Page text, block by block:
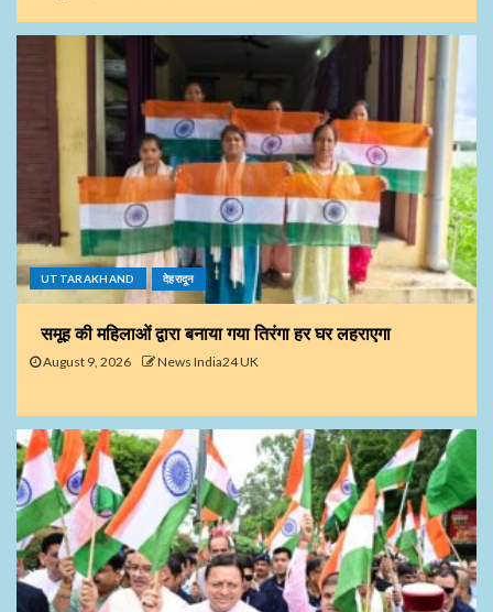
UTTARAKHAND देहरादून
समूह की महिलाओं द्वारा बनाया गया तिरंगा हर घर लहराएगा
August 9, 2026 News India24 UK